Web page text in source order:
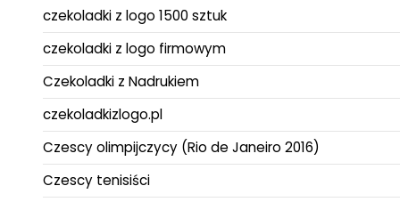
czekoladki z logo 1500 sztuk
czekoladki z logo firmowym
Czekoladki z Nadrukiem
czekoladkizlogo.pl
Czescy olimpijczycy (Rio de Janeiro 2016)
Czescy tenisiści